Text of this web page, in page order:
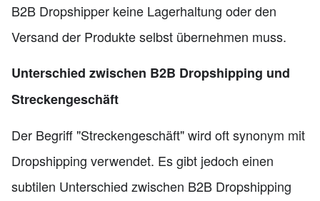
B2B Dropshipper keine Lagerhaltung oder den
Versand der Produkte selbst übernehmen muss.
Unterschied zwischen B2B Dropshipping und
Streckengeschäft
Der Begriff "Streckengeschäft" wird oft synonym mit
Dropshipping verwendet. Es gibt jedoch einen
subtilen Unterschied zwischen B2B Dropshipping